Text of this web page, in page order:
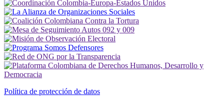
Política de protección de datos